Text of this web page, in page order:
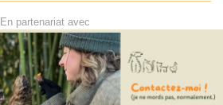
En partenariat avec